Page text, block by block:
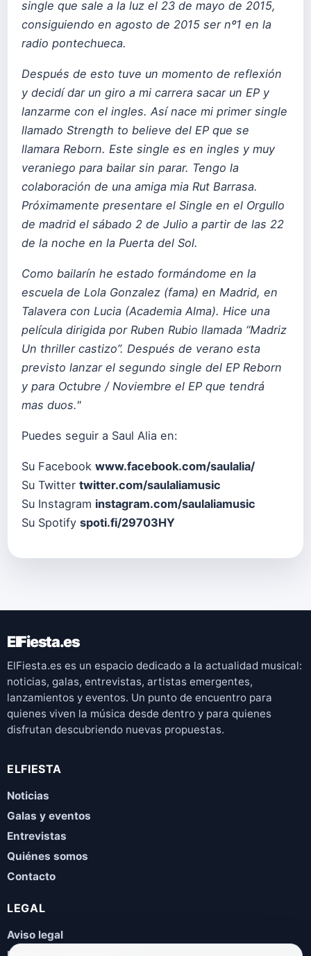
single que sale a la luz el 23 de mayo de 2015,
consiguiendo en agosto de 2015 ser nº1 en la
radio pontechueca.
Después de esto tuve un momento de reflexión
y decidí dar un giro a mi carrera sacar un EP y
lanzarme con el ingles. Así nace mi primer single
llamado Strength to believe del EP que se
llamara Reborn. Este single es en ingles y muy
veraniego para bailar sin parar. Tengo la
colaboración de una amiga mia Rut Barrasa.
Próximamente presentare el Single en el Orgullo
de madrid el sábado 2 de Julio a partir de las 22
de la noche en la Puerta del Sol.
Como bailarín he estado formándome en la
escuela de Lola Gonzalez (fama) en Madrid, en
Talavera con Lucia (Academia Alma). Hice una
película dirigida por Ruben Rubio llamada “Madriz
Un thriller castizo”. Después de verano esta
previsto lanzar el segundo single del EP Reborn
y para Octubre / Noviembre el EP que tendrá
mas duos."
Puedes seguir a Saul Alia en:
Su Facebook www.facebook.com/saulalia/
Su Twitter twitter.com/saulaliamusic
Su Instagram instagram.com/saulaliamusic
Su Spotify spoti.fi/29703HY
ElFiesta.es
ElFiesta.es es un espacio dedicado a la actualidad musical:
noticias, galas, entrevistas, artistas emergentes,
lanzamientos y eventos. Un punto de encuentro para
quienes viven la música desde dentro y para quienes
disfrutan descubriendo nuevas propuestas.
ELFIESTA
Noticias
Galas y eventos
Entrevistas
Quiénes somos
Contacto
LEGAL
Aviso legal